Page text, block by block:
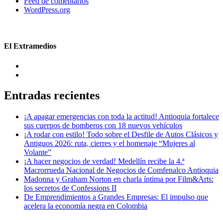
WordPress.org
El Extramedios
Entradas recientes
¡A apagar emergencias con toda la actitud! Antioquia fortalece
sus cuerpos de bomberos con 18 nuevos vehículos
¡A rodar con estilo! Todo sobre el Desfile de Autos Clásicos y
Antiguos 2026: ruta, cierres y el homenaje “Mujeres al
Volante”
¡A hacer negocios de verdad! Medellín recibe la 4.ª
Macrorrueda Nacional de Negocios de Comfenalco Antioquia
Madonna y Graham Norton en charla íntima por Film&Arts:
los secretos de Confessions II
De Emprendimientos a Grandes Empresas: El impulso que
acelera la economía negra en Colombia